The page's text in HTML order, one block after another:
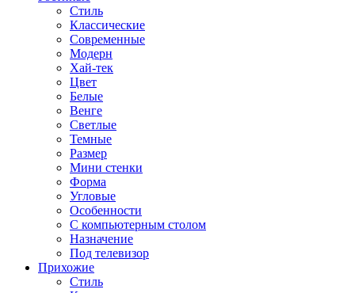
Стиль
Классические
Современные
Модерн
Хай-тек
Цвет
Белые
Венге
Светлые
Темные
Размер
Мини стенки
Форма
Угловые
Особенности
С компьютерным столом
Назначение
Под телевизор
Прихожие
Стиль